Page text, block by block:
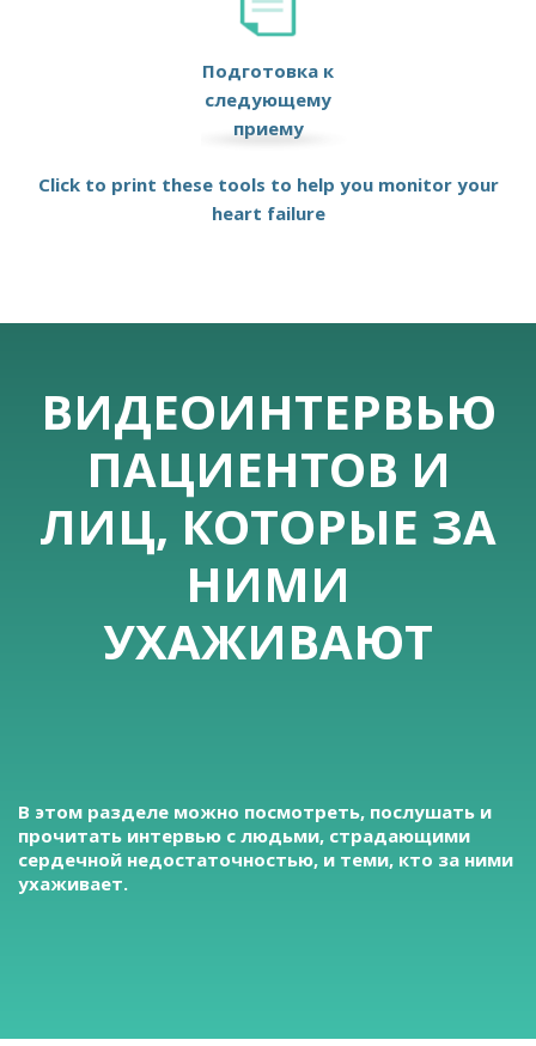
Подготовка к
следующему
приему
Click to print these tools to help you monitor your
heart failure
ВИДЕОИНТЕРВЬЮ
ПАЦИЕНТОВ И
ЛИЦ, КОТОРЫЕ ЗА
НИМИ
УХАЖИВАЮТ
В этом разделе можно посмотреть, послушать и
прочитать интервью с людьми, страдающими
сердечной недостаточностью, и теми, кто за ними
ухаживает.